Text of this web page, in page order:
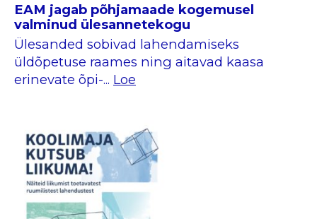
EAM jagab põhjamaade kogemusel
valminud ülesannetekogu
Ülesanded sobivad lahendamiseks
üldõpetuse raames ning aitavad kaasa
erinevate õpi-... Loe